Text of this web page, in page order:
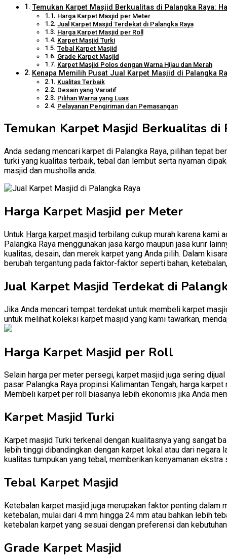
Temukan Karpet Masjid Berkualitas di Palangka Raya:
Harga Karpet Masjid per Meter
Jual Karpet Masjid Terdekat di Palangka Raya
Harga Karpet Masjid per Roll
Karpet Masjid Turki
Tebal Karpet Masjid
Grade Karpet Masjid
Karpet Masjid Polos dengan Warna Hijau dan Merah
Kenapa Memilih Pusat Jual Karpet Masjid di Palangka
Kualitas Terbaik
Desain yang Variatif
Pilihan Warna yang Luas
Pelayanan Pengiriman dan Pemasangan
Temukan Karpet Masjid Berkualitas di
Anda sedang mencari karpet di Palangka Raya, pilihan tepat
turki yang kualitas terbaik, tebal dan lembut serta nyaman
masjid dan musholla anda.
Harga Karpet Masjid per Meter
Untuk Harga karpet masjid terbilang cukup murah karena kami
Palangka Raya menggunakan jasa kargo maupun jasa kurir
kualitas, desain, dan merek karpet yang Anda pilih. Dalam
berubah tergantung pada faktor-faktor seperti bahan,
Jual Karpet Masjid Terdekat di
Jika Anda mencari tempat terdekat untuk membeli karpet
untuk melihat koleksi karpet masjid yang kami tawarkan,
Harga Karpet Masjid per Roll
Selain harga per meter persegi, karpet masjid juga sering
pasar Palangka Raya propinsi Kalimantan Tengah, harga
Membeli karpet per roll biasanya lebih ekonomis jika Anda
Karpet Masjid Turki
Karpet masjid Turki terkenal dengan kualitasnya yang sangat
lebih tinggi dibandingkan dengan karpet lokal atau dari negara
kualitas tumpukan yang tebal, memberikan kenyamanan
Tebal Karpet Masjid
Ketebalan karpet masjid juga merupakan faktor penting dalam
ketebalan, mulai dari 4 mm hingga 24 mm atau bahkan lebih
ketebalan karpet yang sesuai dengan preferensi dan
Grade Karpet Masjid